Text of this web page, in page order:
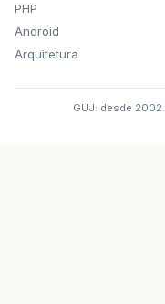
PHP
Android
Arquitetura
GUJ: desde 2002.